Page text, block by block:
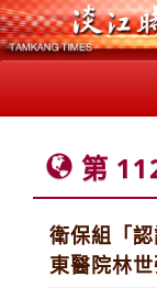
第
衛保組「
東醫院林